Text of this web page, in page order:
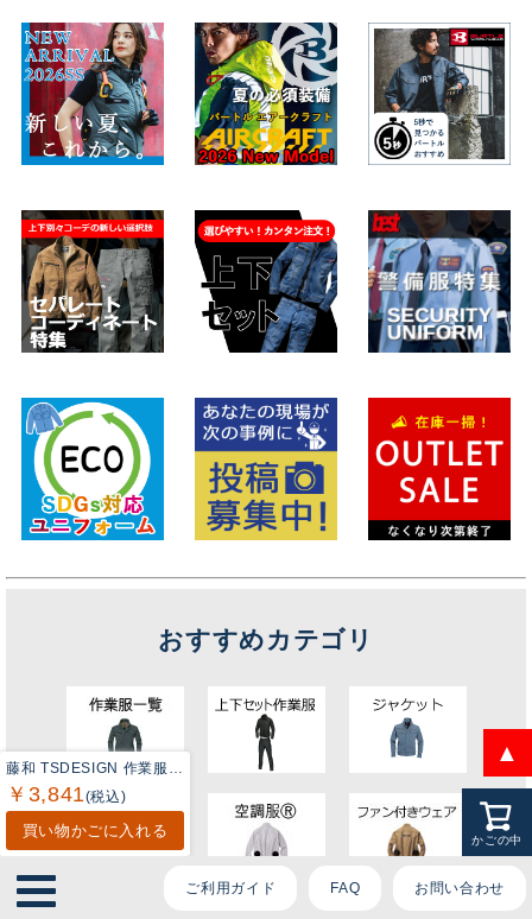
ご利用ガイド FAQ お問い合わせ
おすすめカテゴリ
キンショウお問い合わせサポート
こんにちは！
ております。
ご質問内容をお選びください。
👕 おすすめ上下セットは？
🦺 購入前によくあるご質問
❓ その他のご質問
▲
かごの中
藤和 TSDESIGN 作業服 8505 TSDEOドライモックネック 5L-6L 秋冬 作業着
￥3,841(税込)
買い物かごに入れる